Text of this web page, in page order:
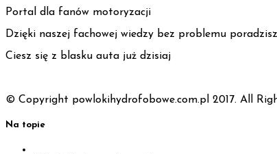
Portal dla fanów motoryzacji
Dzięki naszej fachowej wiedzy bez problemu
Ciesz się z blasku auta już dzisiaj
© Copyright powlokihydrofobowe.com.pl 2017. All
Na topie